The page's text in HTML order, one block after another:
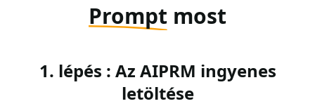
Prompt most
1. lépés : Az AIPRM ingyenes
letöltése